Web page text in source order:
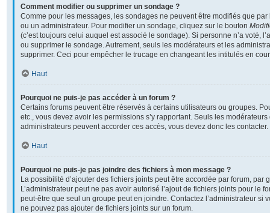
Comment modifier ou supprimer un sondage ?
Comme pour les messages, les sondages ne peuvent être modifiés que
ou un administrateur. Pour modifier un sondage, cliquez sur le bouton
(c’est toujours celui auquel est associé le sondage). Si personne n’a voté,
ou supprimer le sondage. Autrement, seuls les modérateurs et les
supprimer. Ceci pour empêcher le trucage en changeant les intitulés en
Haut
Pourquoi ne puis-je pas accéder à un forum ?
Certains forums peuvent être réservés à certains utilisateurs ou groupes.
etc., vous devez avoir les permissions s’y rapportant. Seuls les
administrateurs peuvent accorder ces accès, vous devez donc les contacter.
Haut
Pourquoi ne puis-je pas joindre des fichiers à mon message ?
La possibilité d’ajouter des fichiers joints peut être accordée par forum, par
L’administrateur peut ne pas avoir autorisé l’ajout de fichiers joints pour le
peut-être que seul un groupe peut en joindre. Contactez l’administrateur si
ne pouvez pas ajouter de fichiers joints sur un forum.